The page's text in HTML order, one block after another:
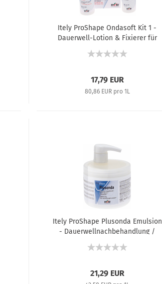
Itely ProShape Ondasoft Kit 1 -
Dauerwell-Lotion & Fixierer für
Haar - 100 ml + 120 ml
17,79 EUR
80,86 EUR pro 1L
Itely ProShape Plusonda Emulsion
- Dauerwellnachbehandlung /
500 ml
21,29 EUR